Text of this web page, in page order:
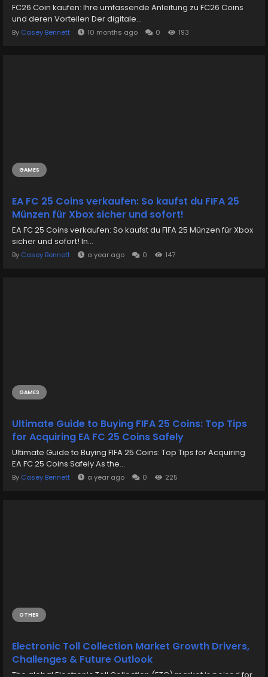
FC26 Coin kaufen: Ihre umfassende Anleitung zu FC26 Coins
und deren Vorteilen Der digitale...
By Casey Bennett 10 months ago 0 193
GAMES
EA FC 25 Coins verkaufen: So kaufst du FIFA 25
Münzen für Xbox sicher und sofort!
EA FC 25 Coins verkaufen: So kaufst du FIFA 25 Münzen für Xbox
sicher und sofort! In...
By Casey Bennett a year ago 0 147
GAMES
Ultimate Guide to Buying FIFA 25 Coins: Top Tips
for Acquiring EA FC 25 Coins Safely
Ultimate Guide to Buying FIFA 25 Coins: Top Tips for Acquiring
EA FC 25 Coins Safely As the...
By Casey Bennett a year ago 0 225
OTHER
Electronic Toll Collection Market Growth Drivers,
Challenges & Future Outlook